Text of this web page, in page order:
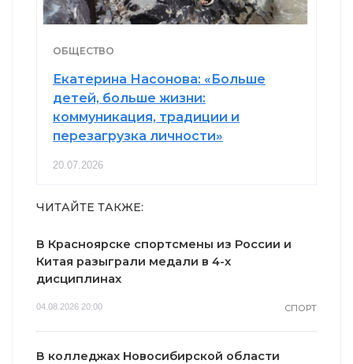
ОБЩЕСТВО
Екатерина Насонова: «Больше
детей, больше жизни:
коммуникация, традиции и
перезагрузка личности»
20.07.2026
ЧИТАЙТЕ ТАКЖЕ:
В Красноярске спортсмены из России и
Китая разыграли медали в 4-х
дисциплинах
04.08.2026 20:00 СПОРТ
В колледжах Новосибирской области